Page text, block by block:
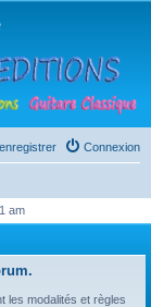
Connexion
am
les modalités et règles